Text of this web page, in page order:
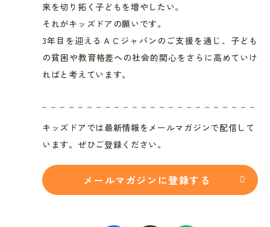
来を切り拓く子どもを増やしたい。
それがキッズドアの願いです。
3年目を迎えるＡＣジャパンのご支援を通じ、子ども
の貧困や教育格差への社会的関心をさらに高めていけ
ればと考えています。
キッズドアでは最新情報をメールマガジンで配信して
います。ぜひご登録ください。
メールマガジンに登録する